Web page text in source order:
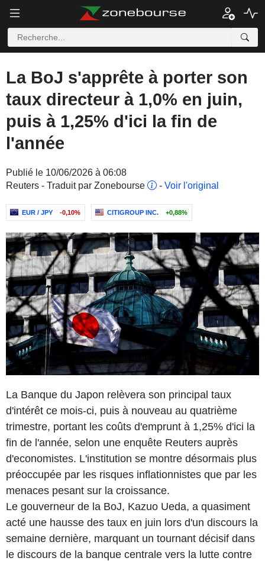
La BoJ s'apprête à porter son
taux directeur à 1,0% en juin,
puis à 1,25% d'ici la fin de
l'année
Publié le 10/06/2026 à 06:08
Reuters - Traduit par Zonebourse
- Voir l'original
EUR / JPY -0,10% CITIGROUP INC. +0,88%
La Banque du Japon relèvera son principal taux
d'intérêt ce mois-ci, puis à nouveau au quatrième
trimestre, portant les coûts d'emprunt à 1,25% d'ici la
fin de l'année, selon une enquête Reuters auprès
d'economistes. L'institution se montre désormais plus
préoccupée par les risques inflationnistes que par les
menaces pesant sur la croissance.
Le gouverneur de la BoJ, Kazuo Ueda, a quasiment
acté une hausse des taux en juin lors d'un discours la
semaine dernière, marquant un tournant décisif dans
le discours de la banque centrale vers la lutte contre